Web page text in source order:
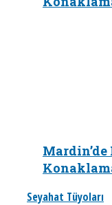
Mardin’de
Seyahat Tüyoları